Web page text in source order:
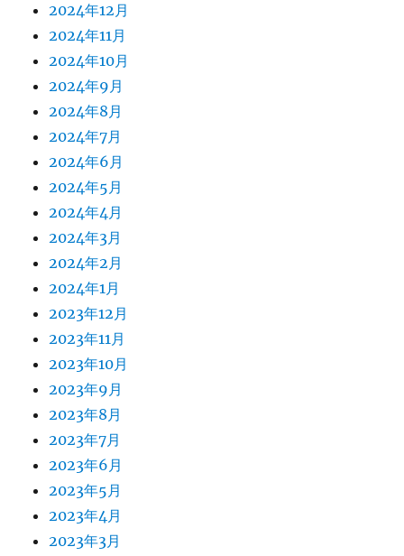
2024年12月
2024年11月
2024年10月
2024年9月
2024年8月
2024年7月
2024年6月
2024年5月
2024年4月
2024年3月
2024年2月
2024年1月
2023年12月
2023年11月
2023年10月
2023年9月
2023年8月
2023年7月
2023年6月
2023年5月
2023年4月
2023年3月